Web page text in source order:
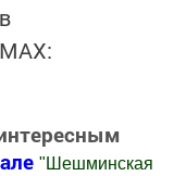
" Шешминская